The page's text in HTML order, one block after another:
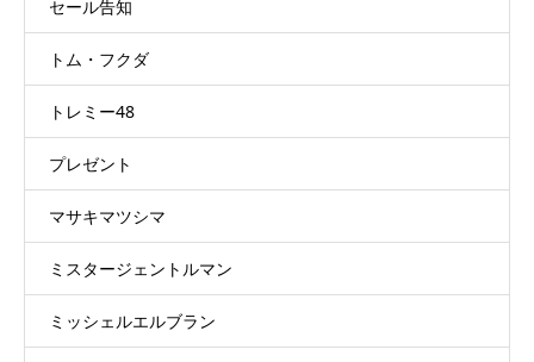
セール告知
トム・フクダ
トレミー48
プレゼント
マサキマツシマ
ミスタージェントルマン
ミッシェルエルブラン